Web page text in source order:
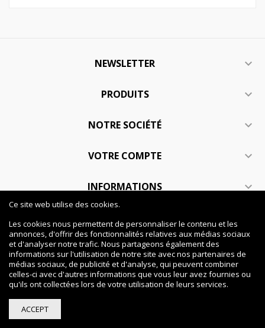
NEWSLETTER 
PRODUITS 
NOTRE SOCIÉTÉ 
VOTRE COMPTE 
INFORMATIONS 
Copyright © 2017-2024, Gabdu Création
Ce site web utilise des cookies.
Les cookies nous permettent de personnaliser le contenu et les
annonces, d'offrir des fonctionnalités relatives aux médias sociaux
et d'analyser notre trafic. Nous partageons également des
informations sur l'utilisation de notre site avec nos partenaires de
médias sociaux, de publicité et d'analyse, qui peuvent combiner
celles-ci avec d'autres informations que vous leur avez fournies ou
qu'ils ont collectées lors de votre utilisation de leurs services.
ACCEPT